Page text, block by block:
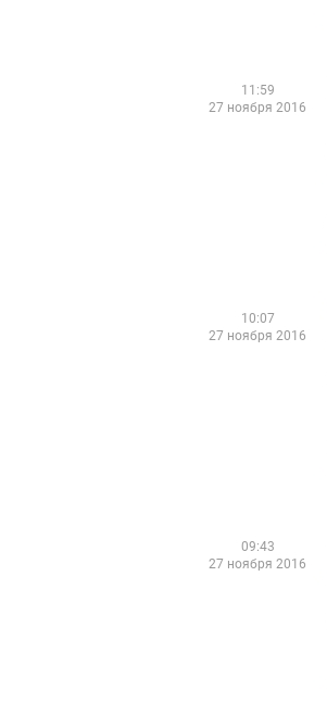
11:59
27 ноября 2016
10:07
27 ноября 2016
09:43
27 ноября 2016